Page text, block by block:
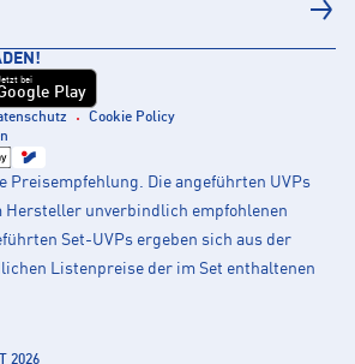
bei
Play
Cookie Policy
Preisempfehlung. Die angeführten UVPs
Hersteller unverbindlich empfohlenen
Set-UVPs ergeben sich aus der
Listenpreise der im Set enthaltenen
2026